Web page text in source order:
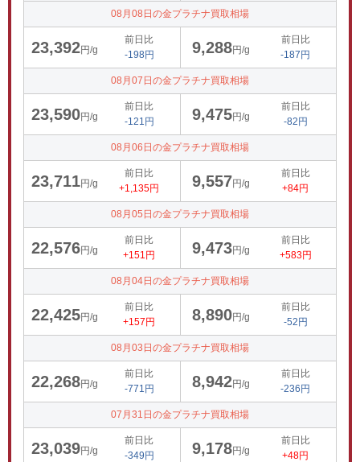
08月08日の金プラチナ買取相場
23,392円/g
前日比
-198円
9,288円/g
前日比
-187円
08月07日の金プラチナ買取相場
23,590円/g
前日比
-121円
9,475円/g
前日比
-82円
08月06日の金プラチナ買取相場
23,711円/g
前日比
+1,135円
9,557円/g
前日比
+84円
08月05日の金プラチナ買取相場
22,576円/g
前日比
+151円
9,473円/g
前日比
+583円
08月04日の金プラチナ買取相場
22,425円/g
前日比
+157円
8,890円/g
前日比
-52円
08月03日の金プラチナ買取相場
22,268円/g
前日比
-771円
8,942円/g
前日比
-236円
07月31日の金プラチナ買取相場
23,039円/g
前日比
-349円
9,178円/g
前日比
+48円